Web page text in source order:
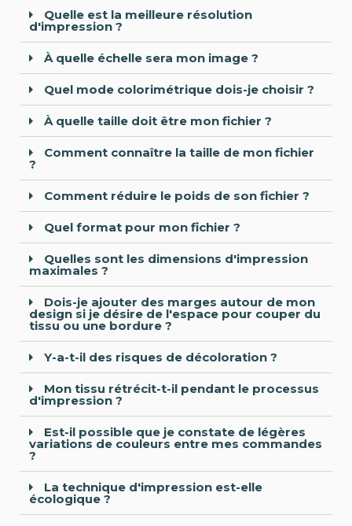
Quelle est la meilleure résolution
d'impression ?
À quelle échelle sera mon image ?
Quel mode colorimétrique dois-je choisir ?
À quelle taille doit être mon fichier ?
Comment connaître la taille de mon fichier
?
Comment réduire le poids de son fichier ?
Quel format pour mon fichier ?
Quelles sont les dimensions d'impression
maximales ?
Dois-je ajouter des marges autour de mon
design si je désire de l'espace pour couper du
tissu ou une bordure ?
Y-a-t-il des risques de décoloration ?
Mon tissu rétrécit-t-il pendant le processus
d'impression ?
Est-il possible que je constate de légères
variations de couleurs entre mes commandes
?
La technique d'impression est-elle
écologique ?